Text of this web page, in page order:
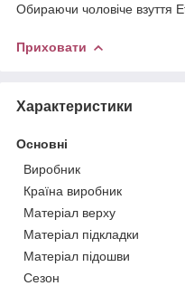
Обираючи чоловіче взуття
Приховати
Характеристики
Основні
Виробник
Країна виробник
Матеріал верху
Матеріал підкладки
Матеріал підошви
Сезон